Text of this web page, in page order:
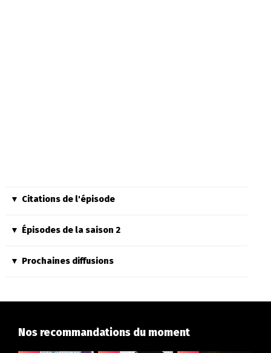
Citations de l'épisode
Épisodes de la saison 2
Prochaines diffusions
Nos recommandations du moment